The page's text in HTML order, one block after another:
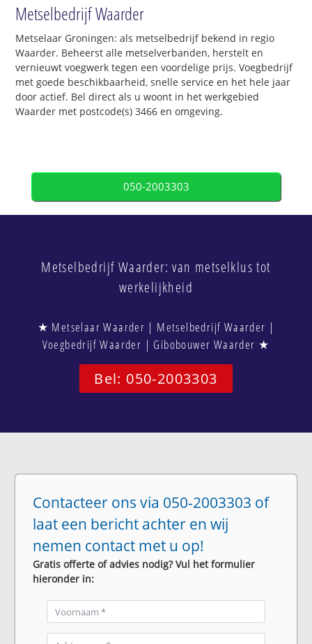
Metselbedrijf Waarder
Metselaar Groningen: als metselbedrijf bekend in regio
Waarder. Beheerst alle metselverbanden, herstelt en
vernieuwt voegwerk tegen een voordelige prijs. Voegbedrijf
met goede beschikbaarheid, snelle service en het hele jaar
door actief. Bel direct als u woont in het werkgebied
Waarder met postcode(s) 3466 en omgeving.
050-2003303
Metselbedrijf Waarder: van metselklus tot
werkelijkheid
★ Metselaar Waarder | Metselbedrijf Waarder |
Voegbedrijf Waarder | Gibobouwer Waarder ★
Bel: 050-2003303
Contacteer ons via 050-2003303 of
laat een bericht achter en wij
nemen contact met u op!
Gratis offerte of advies nodig? Vul het formulier
hieronder in: